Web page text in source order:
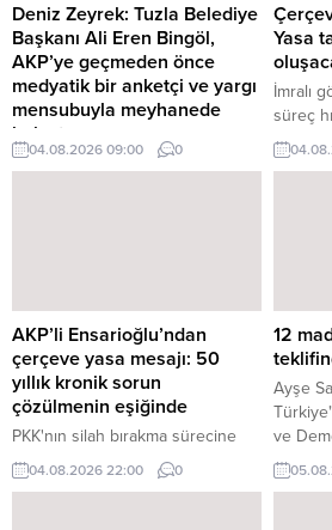
Deniz Zeyrek: Tuzla Belediye
Başkanı Ali Eren Bingöl,
AKP’ye geçmeden önce
medyatik bir anketçi ve yargı
mensubuyla meyhanede
buluştu
Nefes yazarı Deniz Zeyrek,
vermediği bir Yargıtay 1. Ceza
Dairesi üyesi ile Ankara'da bir
meyhanede ...
04.08.2026 09:00 0
Yasa
İmralı
süreç
AKP’li Ensarioğlu’ndan
çerçeve yasa mesajı: 50
yıllık kronik sorun
çözülmenin eşiğinde
PKK'nın silah bırakma sürecine
hukuki zemin oluşturması
beklenen ve yarın TBMM'ye
04.08.2026 22:00 0
12
Ayşe
ve
hukuki